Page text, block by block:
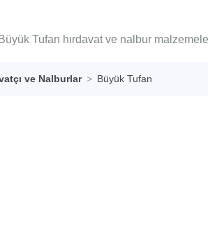
Tufan hırdavat ve nalbur
ve Nalburlar Büyük Tufan